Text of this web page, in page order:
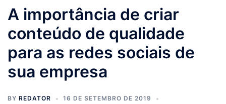
A importância de criar
conteúdo de qualidade
para as redes sociais de
sua empresa
BY REDATOR
16 DE SETEMBRO DE 2019